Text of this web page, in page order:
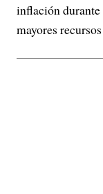
inflación durante
mayores